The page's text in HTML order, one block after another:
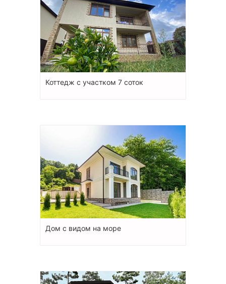
Коттедж с участком 7 соток
Дом с видом на море